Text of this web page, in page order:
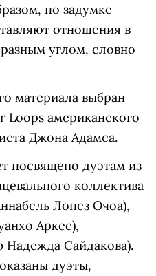
по задумке
отношения в
углом, словно
материала выбран
Loops американского
Джона Адамса.
посвящено дуэтам из
коллектива
Лопез Очоа),
Аркес),
Надежда Сайдакова).
дуэты,